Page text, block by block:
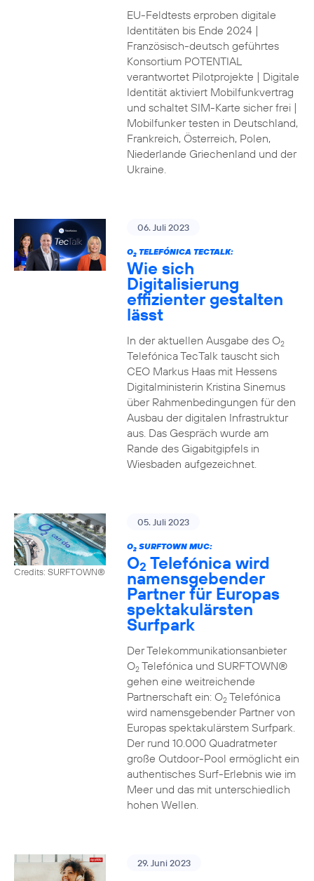
EU-Feldtests erproben digitale
Identitäten bis Ende 2024 |
Französisch-deutsch geführtes
Konsortium POTENTIAL
verantwortet Pilotprojekte | Digitale
Identität aktiviert Mobilfunkvertrag
und schaltet SIM-Karte sicher frei |
Mobilfunker testen in Deutschland,
Frankreich, Österreich, Polen,
Niederlande Griechenland und der
Ukraine.
06. Juli 2023
O2TELEFÓNICA TECTALK:
Wie sich
Digitalisierung
effizienter gestalten
lässt
In der aktuellen Ausgabe des O2
Telefónica TecTalk tauscht sich
CEO Markus Haas mit Hessens
Digitalministerin Kristina Sinemus
über Rahmenbedingungen für den
Ausbau der digitalen Infrastruktur
aus. Das Gespräch wurde am
Rande des Gigabitgipfels in
Wiesbaden aufgezeichnet.
Credits: SURFTOWN®
05. Juli 2023
O2SURFTOWN MUC:
O2 Telefónica wird
namensgebender
Partner für Europas
spektakulärsten
Surfpark
Der Telekommunikationsanbieter
O2Telefónica und SURFTOWN®
gehen eine weitreichende
Partnerschaft ein: O2Telefónica
wird namensgebender Partner von
Europas spektakulärstem Surfpark.
Der rund 10.000 Quadratmeter
große Outdoor-Pool ermöglicht ein
authentisches Surf-Erlebnis wie im
Meer und das mit unterschiedlich
hohen Wellen.
29. Juni 2023